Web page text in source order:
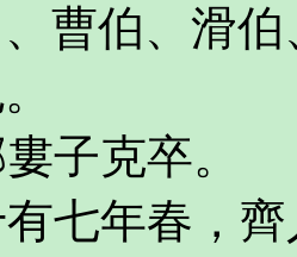
曹伯、滑
子克卒。
七年春，